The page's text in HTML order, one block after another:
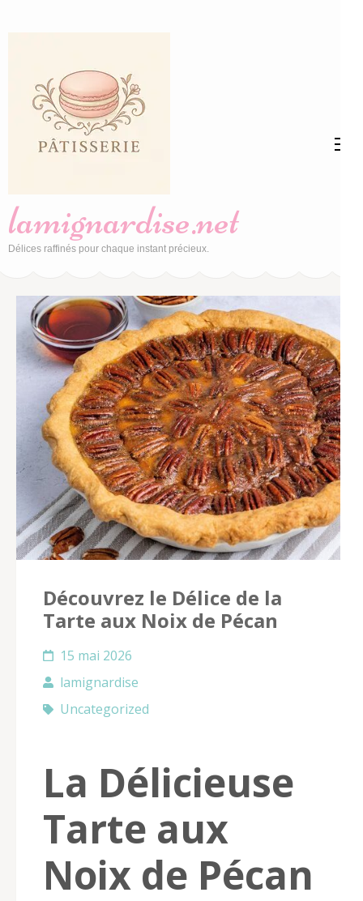
(Pressez
Entrée)
lamignardise.net
Délices raffinés pour chaque instant précieux.
Découvrez le Délice de la
Tarte aux Noix de Pécan
15 mai 2026
lamignardise
Uncategorized
La Délicieuse
Tarte aux
Noix de Pécan